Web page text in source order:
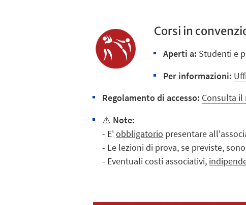
Corsi in
Aperti a: Studenti e
Per informazioni:
Regolamento di accesso: Consulta il
⚠️ Note:
- E' obbligatorio presentare
- Le lezioni di prova, se previste,
- Eventuali costi associativi,